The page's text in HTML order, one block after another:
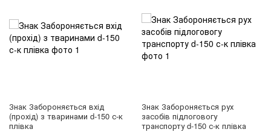
Знак Забороняється вхід
(прохід) з тваринами d-150 с-к
плівка
Знак Забороняється рух
засобів підлоговогу
транспорту d-150 с-к плівка